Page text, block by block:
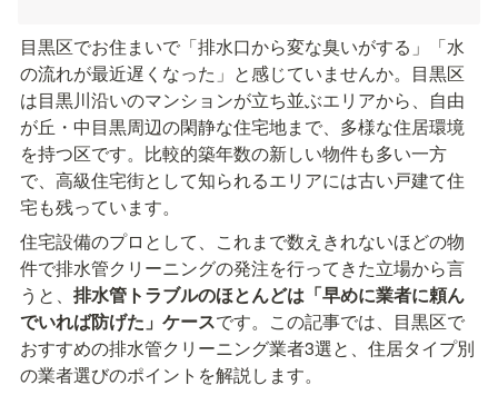
目黒区でお住まいで「排水口から変な臭いがする」「水
の流れが最近遅くなった」と感じていませんか。目黒区
は目黒川沿いのマンションが立ち並ぶエリアから、自由
が丘・中目黒周辺の閑静な住宅地まで、多様な住居環境
を持つ区です。比較的築年数の新しい物件も多い一方
で、高級住宅街として知られるエリアには古い戸建て住
宅も残っています。
住宅設備のプロとして、これまで数えきれないほどの物
件で排水管クリーニングの発注を行ってきた立場から言
うと、 排水管トラブルのほとんどは「早めに業者に頼ん
でいれば防げた」ケースです。この記事では、目黒区で
おすすめの排水管クリーニング業者3選と、住居タイプ別
の業者選びのポイントを解説します。